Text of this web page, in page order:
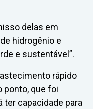
delas em
hidrogênio e
e sustentável”.
rápido
ponto, que foi
ter capacidade para